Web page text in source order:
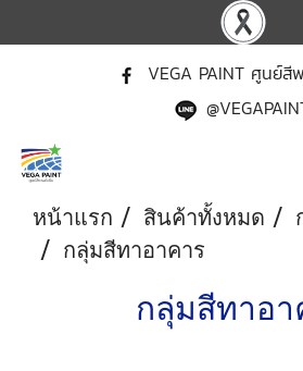
VEGA PAINT ศูนย์สี
หน้าแรก สินค้าทั้งหมด
กลุ่มสีทาอาคาร
กลุ่มสีทาอา